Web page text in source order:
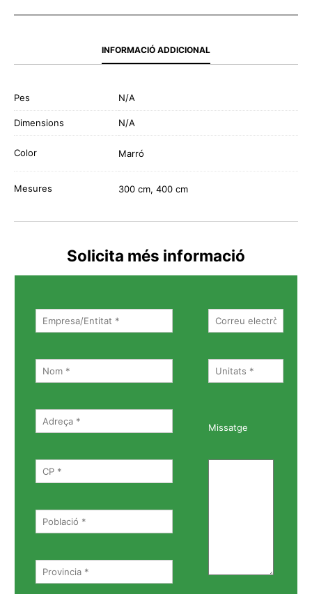
INFORMACIÓ ADDICIONAL
Pes N/A
Dimensions N/A
Color Marró
Mesures 300 cm, 400 cm
Solicita més informació
Missatge